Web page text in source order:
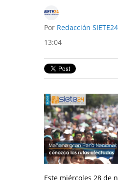
Por Redacción SIETE24
13:04
Este miércoles 28 de